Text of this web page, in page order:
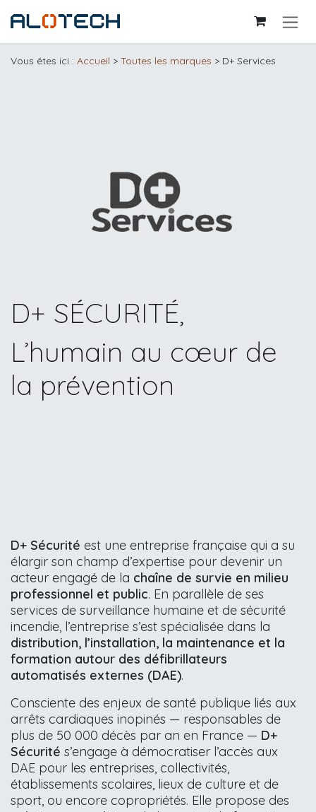
Vous êtes ici : Accueil > Toutes les marques > D+ Services
D+ SÉCURITÉ,
L’humain au cœur de
la prévention
D+ Sécurité est une entreprise française qui a su
élargir son champ d’expertise pour devenir un
acteur engagé de la chaîne de survie en milieu
professionnel et public. En parallèle de ses
services de surveillance humaine et de sécurité
incendie, l’entreprise s’est spécialisée dans la
distribution, l’installation, la maintenance et la
formation autour des défibrillateurs
automatisés externes (DAE).
Consciente des enjeux de santé publique liés aux
arrêts cardiaques inopinés — responsables de
plus de 50 000 décès par an en France — D+
Sécurité s’engage à démocratiser l’accès aux
DAE pour les entreprises, collectivités,
établissements scolaires, lieux de culture et de
sport, ou encore copropriétés. Elle propose des